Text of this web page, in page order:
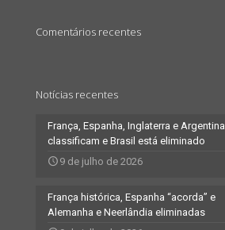
Comentários recentes
Notícias recentes
França, Espanha, Inglaterra e Argentina
classificam e Brasil está eliminado
9 de julho de 2026
França histórica, Espanha “acorda” e
Alemanha e Neerlândia eliminadas